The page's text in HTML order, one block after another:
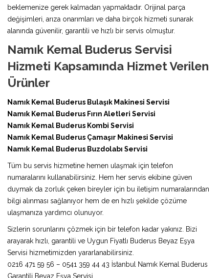
beklemenize gerek kalmadan yapmaktadır. Orijinal parça
değişimleri, arıza onarımları ve daha birçok hizmeti sunarak
alanında güvenilir, garantili ve hızlı bir servis olmuştur.
Namık Kemal Buderus Servisi
Hizmeti Kapsamında Hizmet Verilen
Ürünler
Namık Kemal Buderus Bulaşık Makinesi Servisi
Namık Kemal Buderus Fırın Aletleri Servisi
Namık Kemal Buderus Kombi Servisi
Namık Kemal Buderus Çamaşır Makinesi Servisi
Namık Kemal Buderus Buzdolabı Servisi
Tüm bu servis hizmetine hemen ulaşmak için telefon
numaralarını kullanabilirsiniz. Hem her servis ekibine güven
duymak da zorluk çeken bireyler için bu iletişim numaralarından
bilgi alınması sağlanıyor hem de en hızlı şekilde çözüme
ulaşmanıza yardımcı olunuyor.
Sizlerin sorunlarını çözmek için bir telefon kadar yakınız. Bizi
arayarak hızlı, garantili ve Uygun Fiyatlı Buderus Beyaz Eşya
Servisi hizmetimizden yararlanabilirsiniz.
0216 471 59 56 – 0541 359 44 43 İstanbul Namık Kemal Buderus
Garantili Beyaz Eşya Servisi